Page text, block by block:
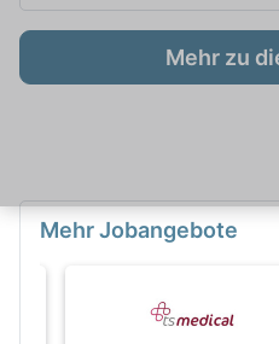
Mehr zu
Mehr Jobangebote